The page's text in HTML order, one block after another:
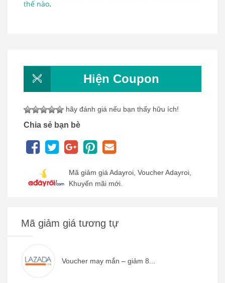
thế nào.
Hiện Coupon
hãy đánh giá nếu bạn thấy hữu ích!
Chia sẻ bạn bè
Mã giảm giá Adayroi, Voucher Adayroi,
Khuyến mãi mới.
Mã giảm giá tương tự
Voucher may mắn – giảm 8...